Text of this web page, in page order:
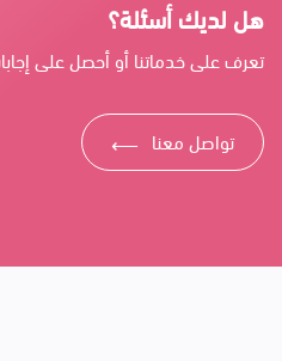
هل لديك أسئلة؟
تعرف على خدماتنا أو أحصل على
تواصل معنا ⟶